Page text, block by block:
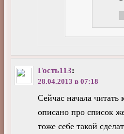
Гость113:
28.04.2013 в 07:18
Сейчас начала
описано про список
тоже себе такой